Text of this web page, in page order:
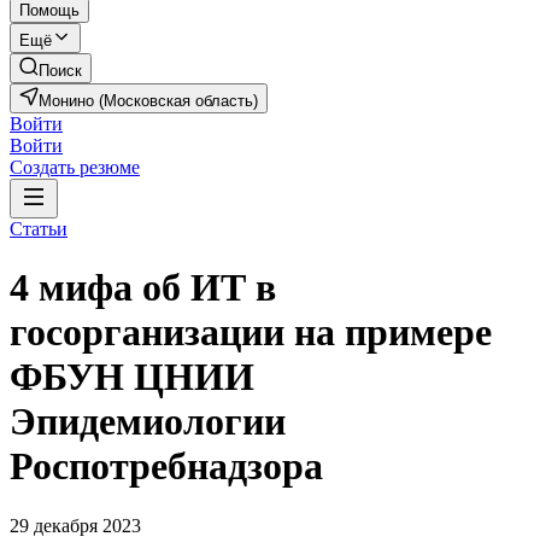
Помощь
Ещё
Поиск
Монино (Московская область)
Войти
Войти
Создать резюме
Статьи
4 мифа об ИТ в
госорганизации на примере
ФБУН ЦНИИ
Эпидемиологии
Роспотребнадзора
29 декабря 2023